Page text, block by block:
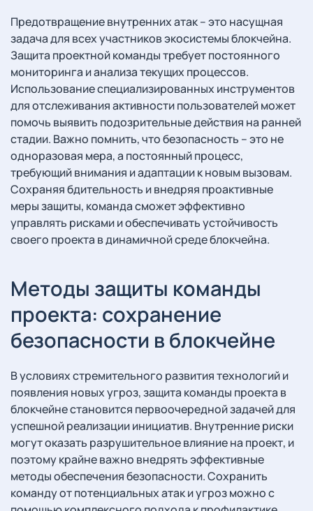
Предотвращение внутренних атак – это насущная
задача для всех участников экосистемы блокчейна.
Защита проектной команды требует постоянного
мониторинга и анализа текущих процессов.
Использование специализированных инструментов
для отслеживания активности пользователей может
помочь выявить подозрительные действия на ранней
стадии. Важно помнить, что безопасность – это не
одноразовая мера, а постоянный процесс,
требующий внимания и адаптации к новым вызовам.
Сохраняя бдительность и внедряя проактивные
меры защиты, команда сможет эффективно
управлять рисками и обеспечивать устойчивость
своего проекта в динамичной среде блокчейна.
Методы защиты команды
проекта: сохранение
безопасности в блокчейне
В условиях стремительного развития технологий и
появления новых угроз, защита команды проекта в
блокчейне становится первоочередной задачей для
успешной реализации инициатив. Внутренние риски
могут оказать разрушительное влияние на проект, и
поэтому крайне важно внедрять эффективные
методы обеспечения безопасности. Сохранить
команду от потенциальных атак и угроз можно с